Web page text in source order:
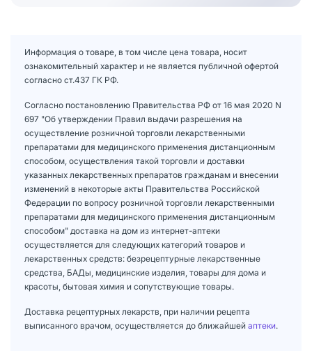
Информация о товаре, в том числе цена товара, носит
ознакомительный характер и не является публичной офертой
согласно ст.437 ГК РФ.
Согласно постановлению Правительства РФ от 16 мая 2020 N
697 "Об утверждении Правил выдачи разрешения на
осуществление розничной торговли лекарственными
препаратами для медицинского применения дистанционным
способом, осуществления такой торговли и доставки
указанных лекарственных препаратов гражданам и внесении
изменений в некоторые акты Правительства Российской
Федерации по вопросу розничной торговли лекарственными
препаратами для медицинского применения дистанционным
способом" доставка на дом из интернет-аптеки
осуществляется для следующих категорий товаров и
лекарственных средств: безрецептурные лекарственные
средства, БАДы, медицинские изделия, товары для дома и
красоты, бытовая химия и сопутствующие товары.
Доставка рецептурных лекарств, при наличии рецепта
выписанного врачом, осуществляется до ближайшей аптеки.